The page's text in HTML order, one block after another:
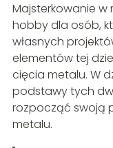
Majsterkowanie
hobby dla osób,
własnych
elementów tej
cięcia metalu. W
podstawy tych
rozpocząć swoją
metalu.